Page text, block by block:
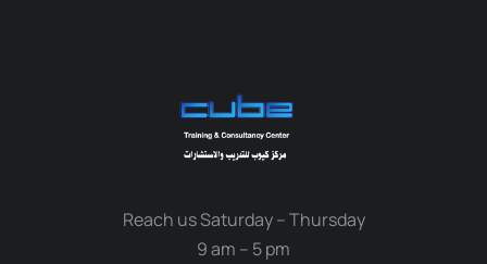
Reach us Saturday – Thursday
9 am – 5 pm